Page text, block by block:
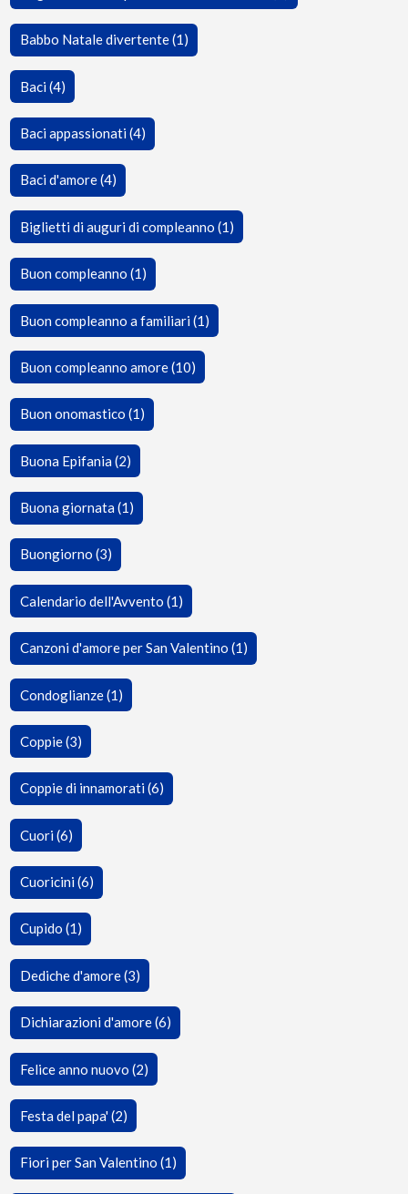
Babbo Natale divertente (1)
Baci (4)
Baci appassionati (4)
Baci d'amore (4)
Biglietti di auguri di compleanno (1)
Buon compleanno (1)
Buon compleanno a familiari (1)
Buon compleanno amore (10)
Buon onomastico (1)
Buona Epifania (2)
Buona giornata (1)
Buongiorno (3)
Calendario dell'Avvento (1)
Canzoni d'amore per San Valentino (1)
Condoglianze (1)
Coppie (3)
Coppie di innamorati (6)
Cuori (6)
Cuoricini (6)
Cupido (1)
Dediche d'amore (3)
Dichiarazioni d'amore (6)
Felice anno nuovo (2)
Festa del papa' (2)
Fiori per San Valentino (1)